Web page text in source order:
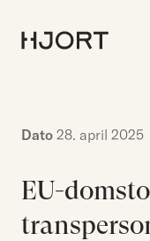
Menneskene
EN
NO
Dato 28. april 2025
EU-